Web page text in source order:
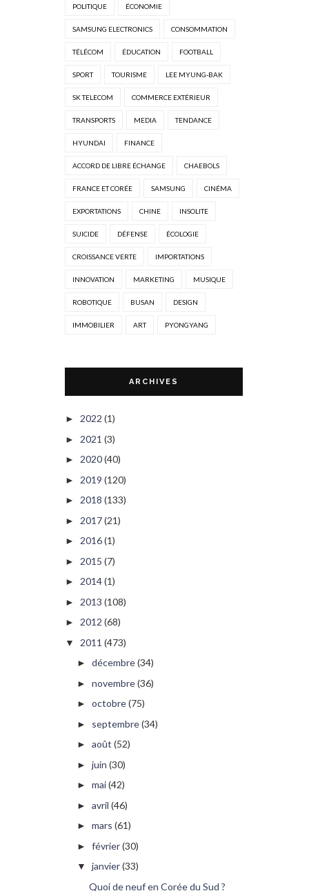
POLITIQUE ÉCONOMIE
SAMSUNG ELECTRONICS CONSOMMATION
TÉLÉCOM ÉDUCATION FOOTBALL
SPORT TOURISME LEE MYUNG-BAK
SK TELECOM COMMERCE EXTÉRIEUR
TRANSPORTS MEDIA TENDANCE
HYUNDAI FINANCE
ACCORD DE LIBRE ÉCHANGE CHAEBOLS
FRANCE ET CORÉE SAMSUNG CINÉMA
EXPORTATIONS CHINE INSOLITE
SUICIDE DÉFENSE ÉCOLOGIE
CROISSANCE VERTE IMPORTATIONS
INNOVATION MARKETING MUSIQUE
ROBOTIQUE BUSAN DESIGN
IMMOBILIER ART PYONGYANG
ARCHIVES
► 2022 (1)
► 2021 (3)
► 2020(40)
► 2019 (120)
► 2018 (133)
► 2017(21)
► 2016(1)
► 2015 (7)
► 2014(1)
► 2013 (108)
► 2012 (68)
▼ 2011 (473)
► décembre(34)
► novembre(36)
► octobre(75)
► septembre(34)
► août (52)
► juin (30)
► mai(42)
► avril (46)
► mars (61)
► février(30)
▼ janvier(33)
Quoi de neuf en Corée du Sud ?